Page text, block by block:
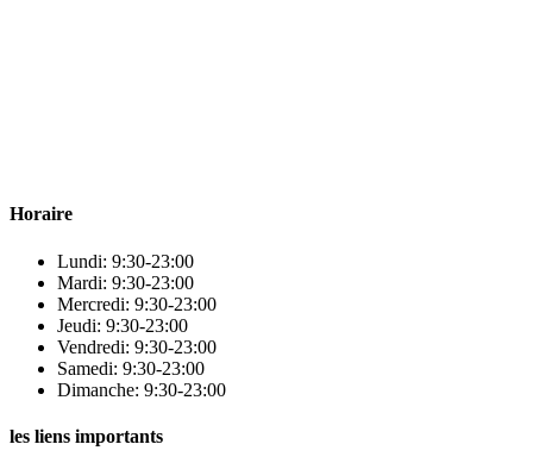
Horaire
Lundi: 9:30-23:00
Mardi: 9:30-23:00
Mercredi: 9:30-23:00
Jeudi: 9:30-23:00
Vendredi: 9:30-23:00
Samedi: 9:30-23:00
Dimanche: 9:30-23:00
les liens importants